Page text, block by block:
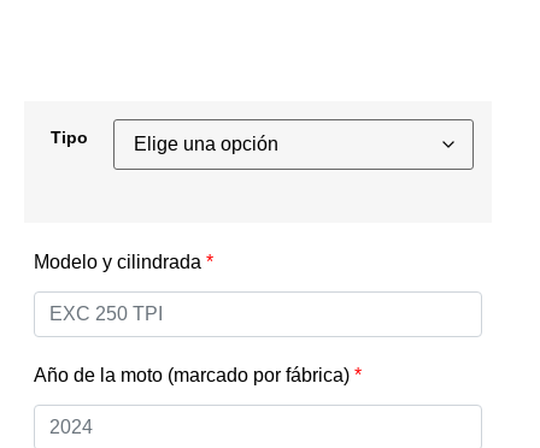
Tipo
Modelo y cilindrada *
Año de la moto (marcado por fábrica) *